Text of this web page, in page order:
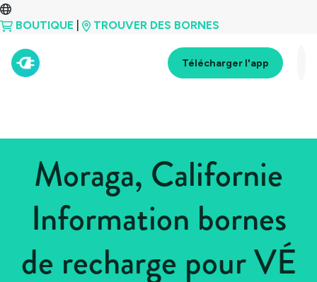
BOUTIQUE TROUVER DES BORNES
Télécharger l'app
Moraga, Californie
Information bornes
de recharge pour VÉ